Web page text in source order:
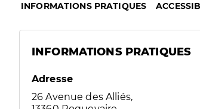
INFORMATIONS PRATIQUES
INFORMATIONS PRATIQUES
Adresse
26 Avenue des Alliés,